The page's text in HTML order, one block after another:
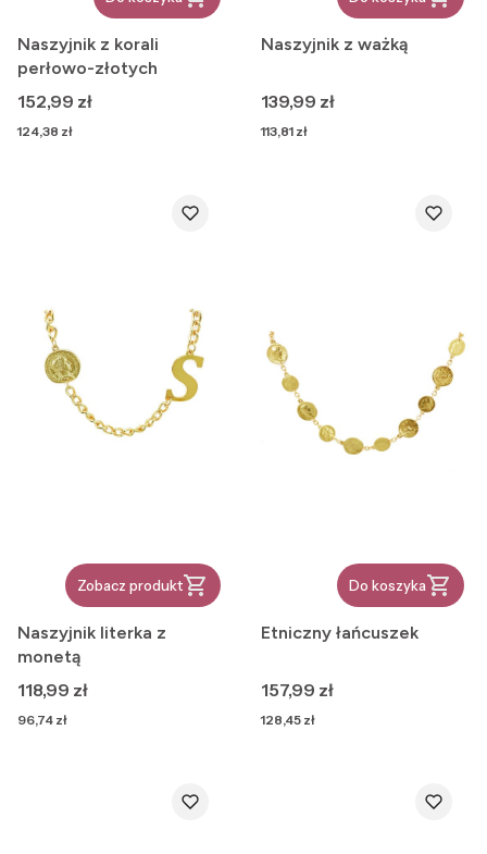
Naszyjnik z korali
perłowo-złotych
Cena
152,99 zł
Cena
124,38 zł
Naszyjnik z ważką
Cena
139,99 zł
Cena
113,81 zł
Zobacz produkt
Naszyjnik literka z
monetą
Cena
118,99 zł
Cena
96,74 zł
Do koszyka
Etniczny łańcuszek
Cena
157,99 zł
Cena
128,45 zł